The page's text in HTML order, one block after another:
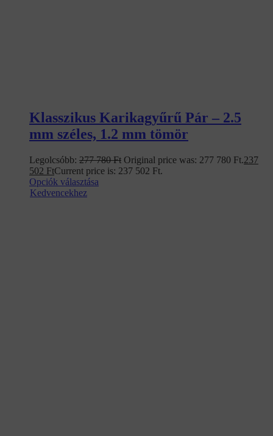
Klasszikus Karikagyűrű Pár – 2.5
mm széles, 1.2 mm tömör
Legolcsóbb: 277 780Ft Original price was: 277 780 Ft.237
502 FtCurrent price is: 237 502 Ft.
Opciók választása
Kedvencekhez